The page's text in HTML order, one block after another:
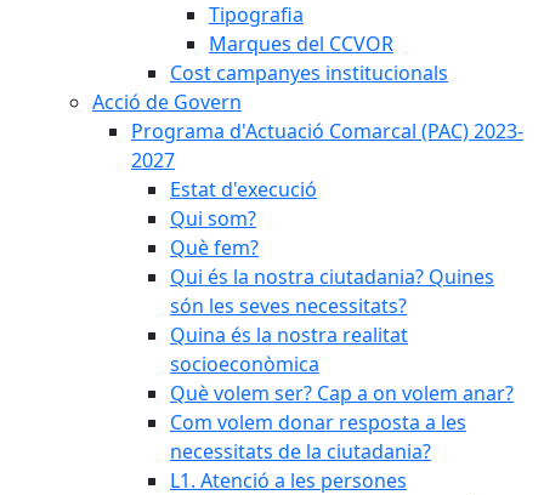
Tipografia
Marques del CCVOR
Cost campanyes institucionals
Acció de Govern
Programa d'Actuació Comarcal (PAC) 2023-
2027
Estat d'execució
Qui som?
Què fem?
Qui és la nostra ciutadania? Quines
són les seves necessitats?
Quina és la nostra realitat
socioeconòmica
Què volem ser? Cap a on volem anar?
Com volem donar resposta a les
necessitats de la ciutadania?
L1. Atenció a les persones